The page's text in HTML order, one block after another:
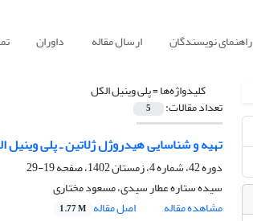
راهنمای نویسندگان ارسال مقاله داوران
کلیدواژه‌ها =پلی وینیل الکل
تعداد مقالات: 5
تهیه و شناسایی هیدروژل ژلاتین ـ پلی
دوره 42، شماره 4، زمستان 1402، صفحه
19-29
سیده ستاره عطار سیدی، مسعود مختاری
مشاهده مقاله
اصل مقاله 1.77 M